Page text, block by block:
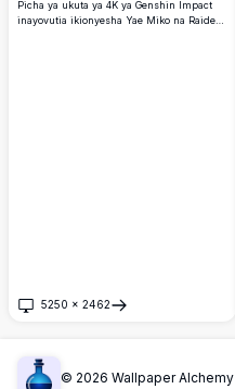
Picha ya ukuta ya 4K ya Genshin Impact
inayovutia ikionyesha Yae Miko na Raiden
5250 × 2462
Fungua
© 2026 Wallpaper Alchemy